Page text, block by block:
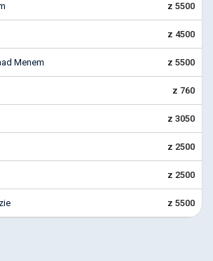
z 5500
z 4500
Menem z 5500
z 760
z 3050
z 2500
z 2500
z 5500